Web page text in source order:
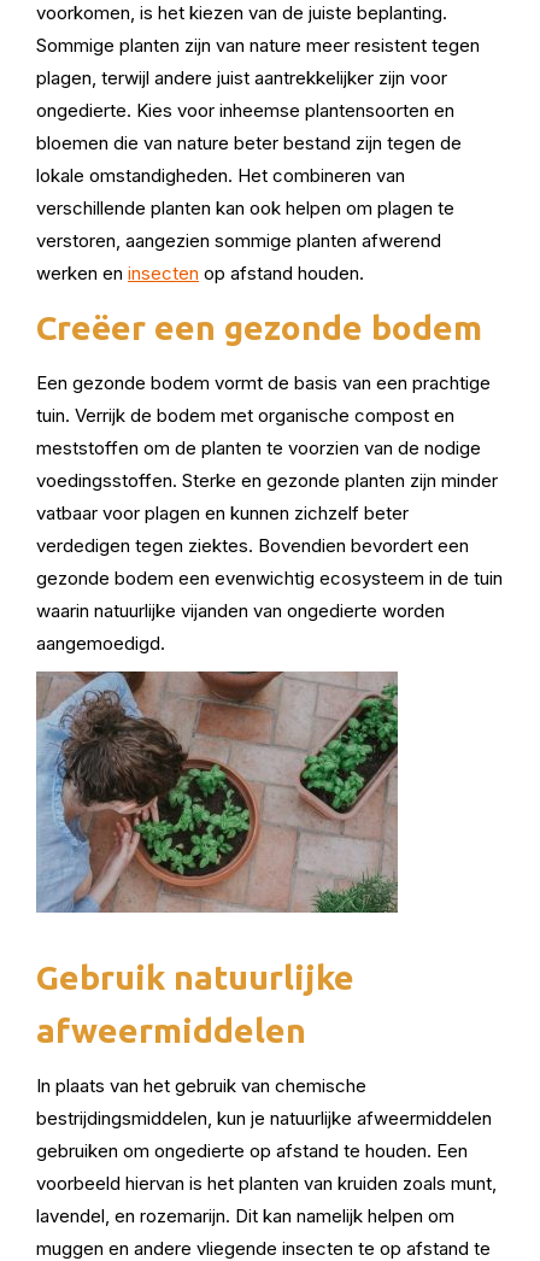
voorkomen, is het kiezen van de juiste beplanting.
Sommige planten zijn van nature meer resistent tegen
plagen, terwijl andere juist aantrekkelijker zijn voor
ongedierte. Kies voor inheemse plantensoorten en
bloemen die van nature beter bestand zijn tegen de
lokale omstandigheden. Het combineren van
verschillende planten kan ook helpen om plagen te
verstoren, aangezien sommige planten afwerend
werken en insecten op afstand houden.
Creëer een gezonde bodem
Een gezonde bodem vormt de basis van een prachtige
tuin. Verrijk de bodem met organische compost en
meststoffen om de planten te voorzien van de nodige
voedingsstoffen. Sterke en gezonde planten zijn minder
vatbaar voor plagen en kunnen zichzelf beter
verdedigen tegen ziektes. Bovendien bevordert een
gezonde bodem een evenwichtig ecosysteem in de tuin
waarin natuurlijke vijanden van ongedierte worden
aangemoedigd.
Gebruik natuurlijke
afweermiddelen
In plaats van het gebruik van chemische
bestrijdingsmiddelen, kun je natuurlijke afweermiddelen
gebruiken om ongedierte op afstand te houden. Een
voorbeeld hiervan is het planten van kruiden zoals munt,
lavendel, en rozemarijn. Dit kan namelijk helpen om
muggen en andere vliegende insecten te op afstand te